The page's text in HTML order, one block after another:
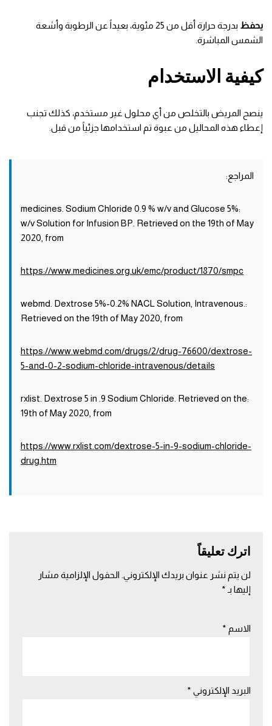
يحفظ
بدرجة حرارة أقل من 25 مئوية، بعيداً عن الرطوبة وأشعة
الشمس المباشرة.
كيفية الاستخدام
ينصح المريض بالتخلص من أي محلول غير مستخدم، كذلك تجنب
إعطاء هذه المحاليل من عبوة تم استخدامها جزئياً من قبل.
المراجع:
:medicines. Sodium Chloride 0.9 % w/v and Glucose 5%
w/v Solution for Infusion BP. Retrieved on the 19th of May
2020, from
https://www.medicines.org.uk/emc/product/1870/smpc
:webmd. Dextrose 5%-0.2% NACL Solution, Intravenous.
Retrieved on the 19th of May 2020, from
https://www.webmd.com/drugs/2/drug-76600/dextrose-
5-and-0-2-sodium-chloride-intravenous/details
:rxlist. Dextrose 5 in .9 Sodium Chloride. Retrieved on the
19th of May 2020, from
https://www.rxlist.com/dextrose-5-in-9-sodium-chloride-
drug.htm
اترك تعليقاً
لن يتم نشر عنوان بريدك الإلكتروني. الحقول الإلزامية مشار
إليها بـ *
الاسم *
البريد الإلكتروني *